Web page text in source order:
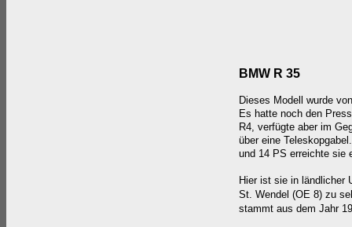
BMW R 35
Dieses Modell wurde
Es hatte noch den
R4, verfügte aber im
über eine
und 14 PS erreichte sie
Hier ist sie in ländlicher
St. Wendel (OE 8) zu
stammt aus dem Jahr